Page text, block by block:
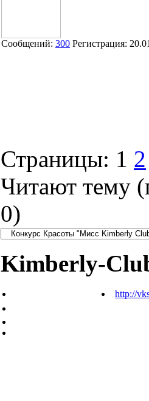
Сообщений: 300 Регистрация:
Страницы: 1 2
Читают тему
0)
Kimberly-
http://